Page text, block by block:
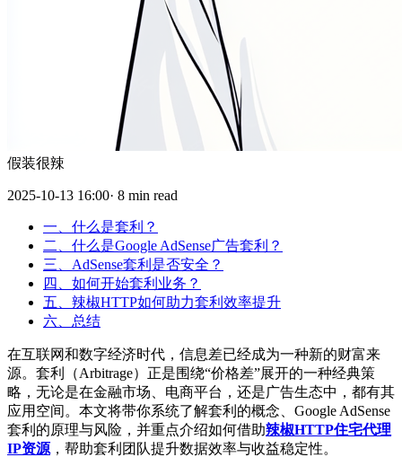
假装很辣
2025-10-13 16:00· 8 min read
一、什么是套利？
二、什么是Google AdSense广告套利？
三、AdSense套利是否安全？
四、如何开始套利业务？
五、辣椒HTTP如何助力套利效率提升
六、总结
在互联网和数字经济时代，信息差已经成为一种新的财富来
源。套利（Arbitrage）正是围绕“价格差”展开的一种经典策
略，无论是在金融市场、电商平台，还是广告生态中，都有其
应用空间。本文将带你系统了解套利的概念、Google AdSense
套利的原理与风险，并重点介绍如何借助辣椒HTTP住宅代理
IP资源 ，帮助套利团队提升数据效率与收益稳定性。